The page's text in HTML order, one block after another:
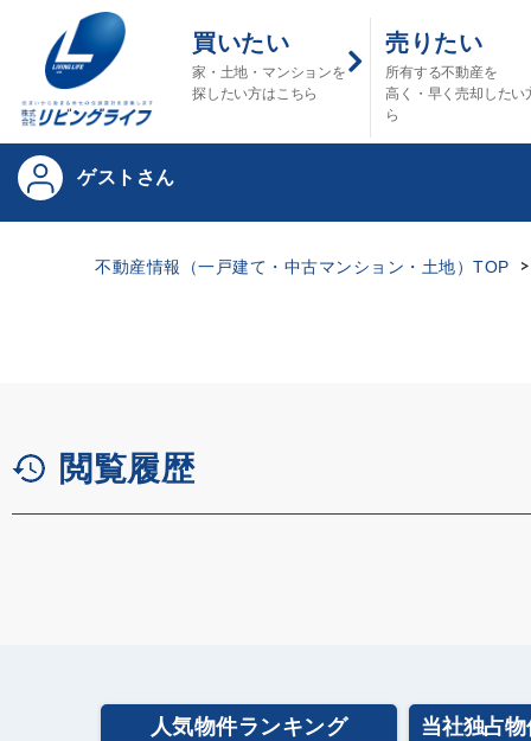
買いたい
家・土地・マンションを
探したい方はこちら
売りたい
所有する不動産を
高く・早く売却したい
ら
ゲストさん
不動産情報（一戸建て・中古マンション・土地）TOP
閲覧履歴
人気物件ランキング 当社独占